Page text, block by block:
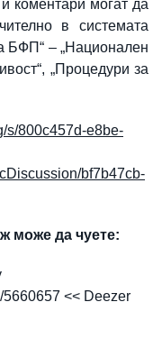
коментари могат да
в системата
БФП“ – „Национален
„Процедури за
s/800c457d-e8be-
bf7b47cb-
може да чуете:
5660657 << Deezer